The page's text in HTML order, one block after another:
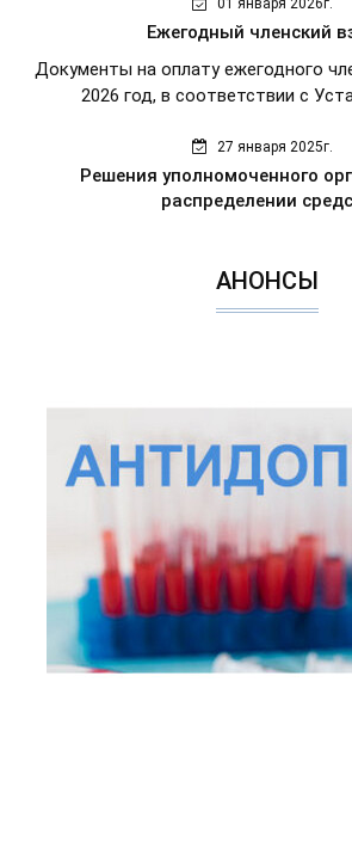
01 января 2026г.
Ежегодный членский
Документы на оплату ежегодного
2026 год, в соответствии с
27 января 2025г.
Решения уполномоченного
распределении
АНОНСЫ